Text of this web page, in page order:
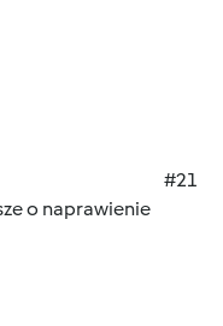
#21
o naprawienie